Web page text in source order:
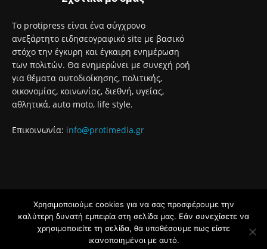
Το protipress είναι ένα σύγχρονο
ανεξάρτητο ειδησεογραφικό site με βασικό
στόχο την έγκυρη και έγκαιρη ενημέρωση
των πολιτών. Θα ενημερώνει με συνεχή ροή
για θέματα αυτοδιοίκησης, πολιτικής,
οικονομίας, κοινωνίας, διεθνή, υγείας,
αθλητικά, auto moto, life style.
Επικοινωνία: info@protimedia.gr
© Developed by
Πολιτική Απορρήτου
Χρησιμοποιούμε cookies για να σας προσφέρουμε την
καλύτερη δυνατή εμπειρία στη σελίδα μας. Εάν συνεχίσετε να
χρησιμοποιείτε τη σελίδα, θα υποθέσουμε πως είστε
ικανοποιημένοι με αυτό.